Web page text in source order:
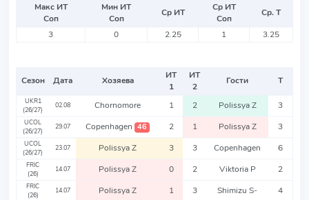
Макс ИТ
Соп
Мин ИТ
Соп
Ср ИТ
Ср ИТ
Соп
Ср. Т
3
0 2.25 1 3.25
Сезон Дата Хозяева
ИТ
1
ИТ
2
Гости Т
UKR1
(26/27)
02.08 Chornomore 1 2 Polissya Z 3
UCOL
(26/27)
29.07 Copenhagen 46 2 1 Polissya Z 3
UCOL
(26/27)
23.07 Polissya Z 3 3 Copenhagen 6
FRIC
(26)
14.07 Polissya Z 0 2 Viktoria P 2
FRIC
(26)
14.07 Polissya Z 1 3 Shimizu S- 4